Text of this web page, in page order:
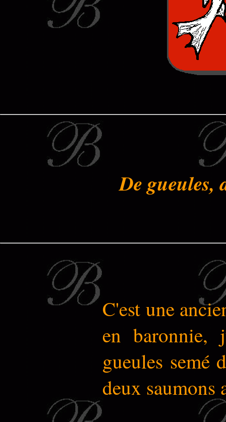
De gueules,
C'est une
en baronnie,
gueules semé
deux saumons